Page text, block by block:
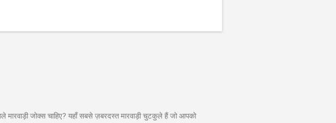
जोक्स चाहिए? यहाँ सबसे ज़बरदस्त मारवाड़ी चुटकुले हैं जो आपको